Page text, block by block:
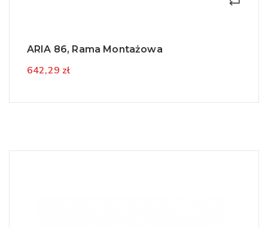
ARIA 86, Rama Montażowa
642,29 zł